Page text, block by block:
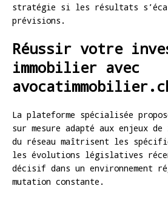
stratégie si les résultats
prévisions.
Réussir votre
immobilier avec
La plateforme spécialisée propose
sur mesure adapté aux enjeux de
du réseau maîtrisent les
les évolutions législatives
décisif dans un environnement
mutation constante.